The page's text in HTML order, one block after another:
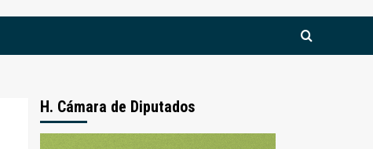
H. Cámara de Diputados